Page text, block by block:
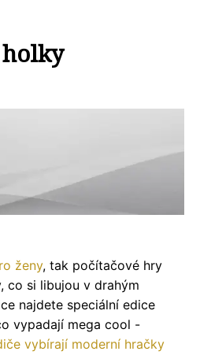
ženy, tak počítačové hry
co si libujou v drahým
najdete speciální edice
vypadají mega cool -
vybírají moderní hračky